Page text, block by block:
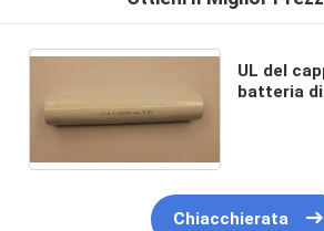
UL del
batteria
Chiacchierata